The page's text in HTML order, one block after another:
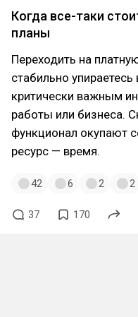
Когда все-таки
планы
Переходить на
стабильно
критически важным
работы или бизнеса.
функционал окупают
ресурс — время.
42 6 2 2
37 170